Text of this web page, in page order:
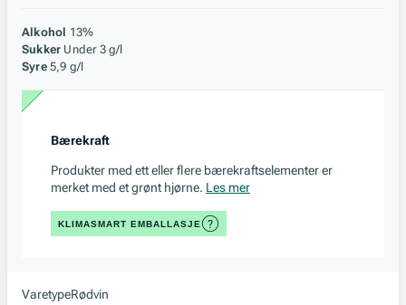
Alkohol 13%
Sukker Under 3 g/l
Syre 5,9 g/l
Bærekraft
Produkter med ett eller flere bærekraftselementer er
merket med et grønt hjørne. Les mer
KLIMASMART EMBALLASJE
VaretypeRødvin